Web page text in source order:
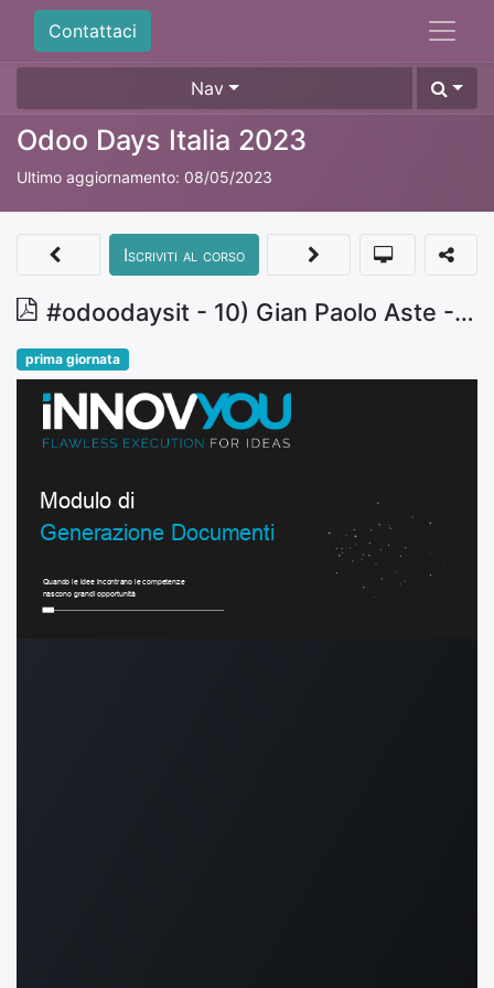
Contattaci
Nav
Odoo Days Italia 2023
Ultimo aggiornamento: 08/05/2023
#odoodaysit - 10) Gian Paolo Aste - Modulo di generazione documenti
Iscriviti al corso
prima giornata